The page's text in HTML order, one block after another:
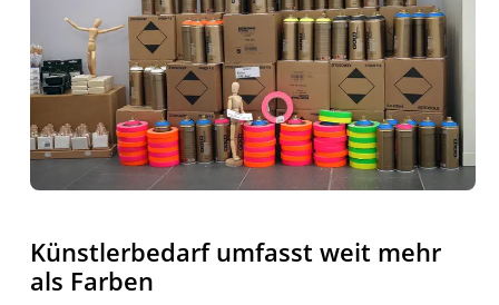
Künstlerbedarf umfasst weit mehr
als Farben